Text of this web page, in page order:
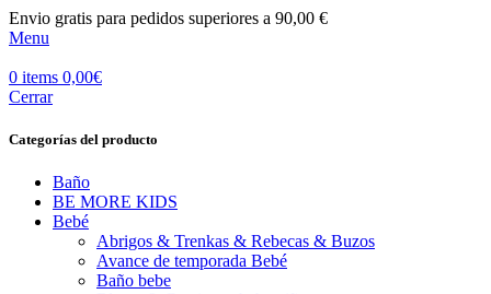
Envio gratis para pedidos superiores a 90,00 €
Menu
0 items 0,00€
Cerrar
Categorías del producto
Baño
BE MORE KIDS
Bebé
Abrigos & Trenkas & Rebecas & Buzos
Avance de temporada Bebé
Baño bebe